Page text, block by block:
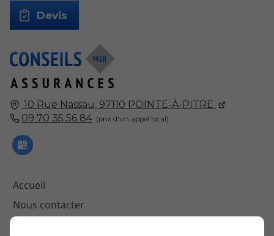
10 Rue Nassau, 97110 POINTE-À-PITRE
09 70 35 56 84
Accueil
Nous contacter
Devis